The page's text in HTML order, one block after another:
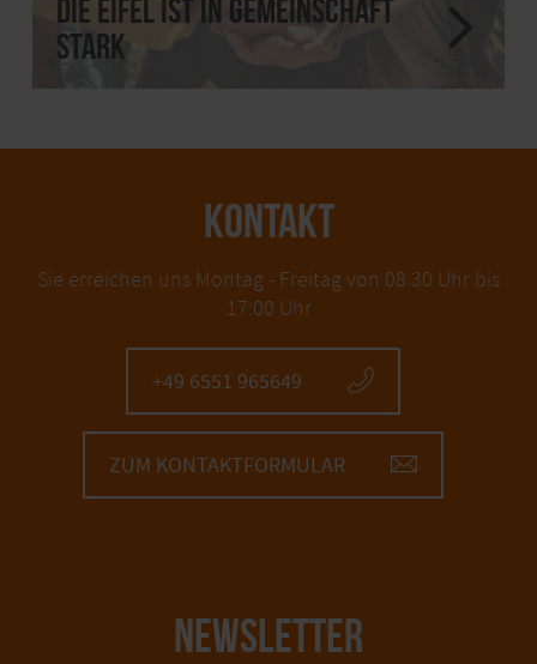
Die Eifel ist in Gemeinschaft
stark
KONTAKT
Sie erreichen uns Montag - Freitag von 08:30 Uhr bis
17:00 Uhr
+49 6551 965649
ZUM KONTAKTFORMULAR
NEWSLETTER